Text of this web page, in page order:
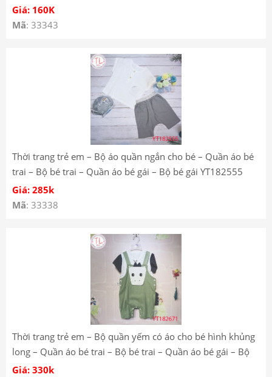
gái – Bộ bé gái YT182131
Giá: 160K
Mã: 33343
Thời trang trẻ em – Bộ áo quần ngắn cho bé – Quần áo bé
trai – Bộ bé trai – Quần áo bé gái – Bộ bé gái YT182555
Giá: 285k
Mã: 33338
Thời trang trẻ em – Bộ quần yếm có áo cho bé hình khủng
long – Quần áo bé trai – Bộ bé trai – Quần áo bé gái – Bộ
bé gái Mã YT182671
Giá: 330k